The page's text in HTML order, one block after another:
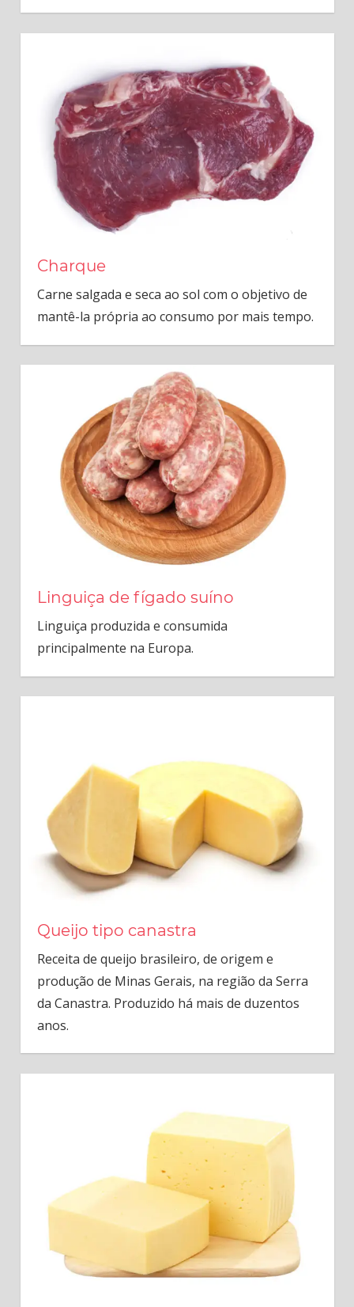
Charque
Carne salgada e seca ao sol com o objetivo de
mantê-la própria ao consumo por mais tempo.
Linguiça de fígado suíno
Linguiça produzida e consumida
principalmente na Europa.
Queijo tipo canastra
Receita de queijo brasileiro, de origem e
produção de Minas Gerais, na região da Serra
da Canastra. Produzido há mais de duzentos
anos.